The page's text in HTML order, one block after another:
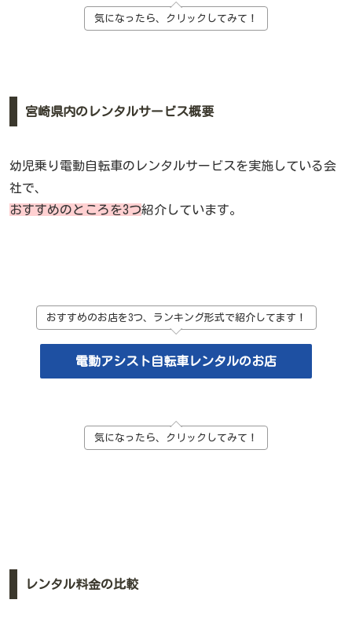
気になったら、クリックしてみて！
宮崎県内のレンタルサービス概要
幼児乗り電動自転車のレンタルサービスを実施している会
社で、
おすすめのところを3つ紹介しています。
おすすめのお店を3つ、ランキング形式で紹介してます！
電動アシスト自転車レンタルのお店
気になったら、クリックしてみて！
レンタル料金の比較